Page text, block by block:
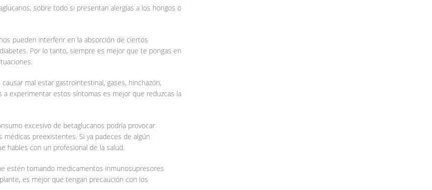
sobre todo si presentan alergias a los hongos o
pueden interferir en la absorción de ciertos
Por lo tanto, siempre es mejor que te pongas en
mal estar gastrointestinal, gases, hinchazón,
experimentar estos síntomas es mejor que reduzcas la
excesivo de betaglucanos podría provocar
preexistentes. Si ya padeces de algún
hables con un profesional de la salud.
estén tomando medicamentos inmunosupresores
es mejor que tengan precaución con los